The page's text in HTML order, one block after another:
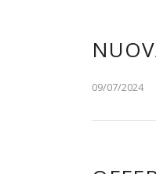
09/07/2024